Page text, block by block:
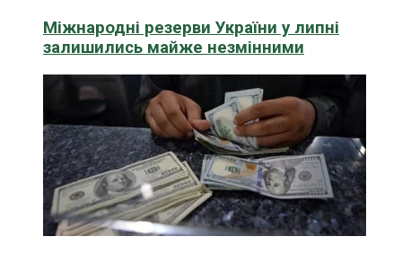
Міжнародні резерви України у липні
залишились майже незмінними